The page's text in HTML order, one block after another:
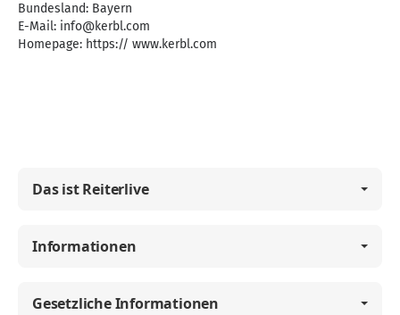
Bundesland: Bayern
E-Mail: info@kerbl.com
Homepage: https:// www.kerbl.com
Das ist Reiterlive
Informationen
Gesetzliche Informationen